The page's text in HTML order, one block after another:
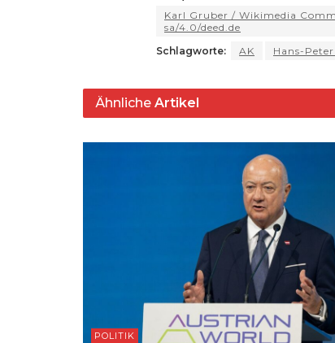
a
ts
A
p
p
e
g
ra
m
c
b
o
o
k
e
k
y
Karl Gruber / Wikimedia
sa/4.0/deed.de
Schlagworte:
AK Hans-
Ähnliche Artikel
POLITIK